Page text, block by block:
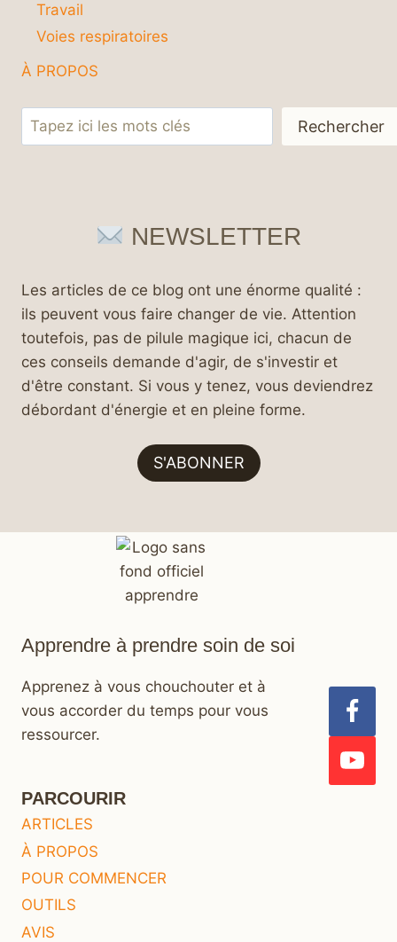
Travail
Voies respiratoires
À PROPOS
Rechercher Rechercher
NEWSLETTER
Les articles de ce blog ont une énorme qualité :
ils peuvent vous faire changer de vie. Attention
toutefois, pas de pilule magique ici, chacun de
ces conseils demande d'agir, de s'investir et
d'être constant. Si vous y tenez, vous deviendrez
débordant d'énergie et en pleine forme.
S'ABONNER
Apprendre à prendre soin de soi
Apprenez à vous chouchouter et à
vous accorder du temps pour vous
ressourcer.
PARCOURIR
ARTICLES
À PROPOS
POUR COMMENCER
OUTILS
AVIS